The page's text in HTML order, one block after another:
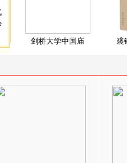
剑桥大学中国庙 裘